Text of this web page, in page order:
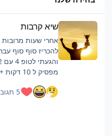
שיא קרבות
אחרי שעות מרובות
מפסיק ל
שזה היה קשה5 תגובות